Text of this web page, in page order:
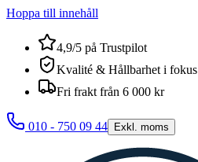
Hoppa till innehåll
4,9/5 på Trustpilot
Kvalité & Hållbarhet i fokus
Fri frakt från 6 000 kr
010 - 750 09 44 Exkl. moms